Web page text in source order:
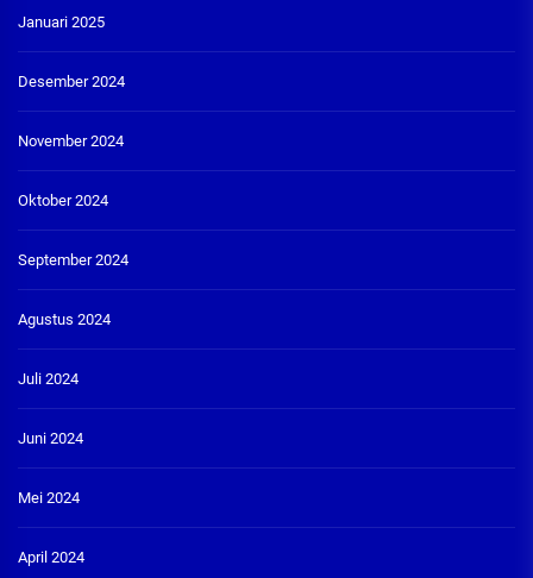
Januari 2025
Desember 2024
November 2024
Oktober 2024
September 2024
Agustus 2024
Juli 2024
Juni 2024
Mei 2024
April 2024